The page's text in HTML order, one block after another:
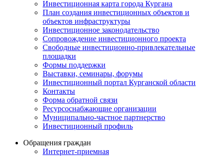
Инвестиционная карта города Кургана
План создания инвестиционных объектов и
объектов инфраструктуры
Инвестиционное законодательство
Сопровождение инвестиционного проекта
Свободные инвестиционно-привлекательные
площадки
Формы поддержки
Выставки, семинары, форумы
Инвестиционный портал Курганской области
Контакты
Форма обратной связи
Ресурсоснабжающие организации
Муниципально-частное партнерство
Инвестиционный профиль
Обращения граждан
Интернет-приемная